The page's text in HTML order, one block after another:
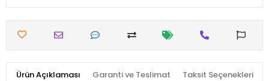
Ürün Açıklaması Garanti ve Teslimat Taksit Seçenekleri